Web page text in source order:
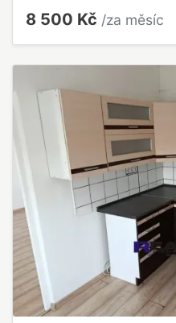
8 500 Kč /za měsíc